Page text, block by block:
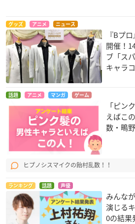
グッズ アニメ ニュース
『Bプ
開催！
ブ「ス
キャラ
話題 アニメ マンガ ゲーム
「ピン
えばこ
数・鴫
ヒプノシスマイクの飴村乱数！！
ランキング 話題 声優
みんな
演じる
0の結果